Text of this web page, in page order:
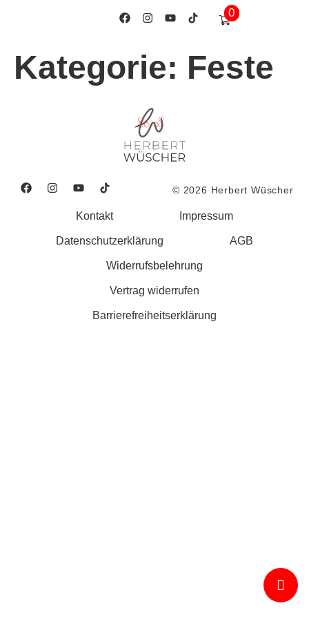
0
Kategorie: Feste
© 2026 Herbert Wüscher
Kontakt Impressum
Datenschutzerklärung AGB
Widerrufsbelehrung
Vertrag widerrufen
Barrierefreiheitserklärung